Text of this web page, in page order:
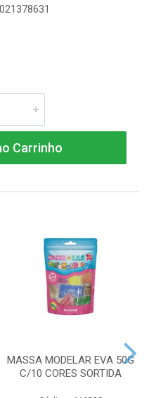
Carrinho
MASSA MODELAR EVA 50G
C/10 CORES SORTIDA